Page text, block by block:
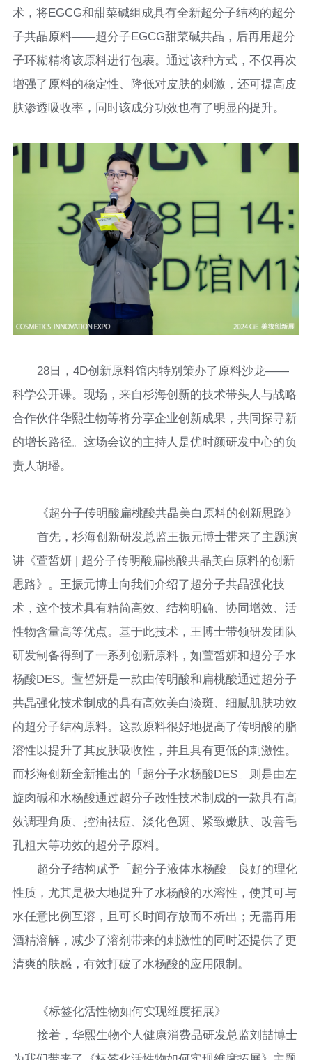
术，将EGCG和甜菜碱组成具有全新超分子结构的超分
子共晶原料——超分子EGCG甜菜碱共晶，后再用超分
子环糊精将该原料进行包裹。通过该种方式，不仅再次
增强了原料的稳定性、降低对皮肤的刺激，还可提高皮
肤渗透吸收率，同时该成分功效也有了明显的提升。
28日，4D创新原料馆内特别策办了原料沙龙——
科学公开课。现场，来自杉海创新的技术带头人与战略
合作伙伴华熙生物等将分享企业创新成果，共同探寻新
的增长路径。这场会议的主持人是优时颜研发中心的负
责人胡璠。
《超分子传明酸扁桃酸共晶美白原料的创新思路》
首先，杉海创新研发总监王振元博士带来了主题演
讲《萱皙妍 | 超分子传明酸扁桃酸共晶美白原料的创新
思路》。王振元博士向我们介绍了超分子共晶强化技
术，这个技术具有精简高效、结构明确、协同增效、活
性物含量高等优点。基于此技术，王博士带领研发团队
研发制备得到了一系列创新原料，如萱皙妍和超分子水
杨酸DES。萱皙妍是一款由传明酸和扁桃酸通过超分子
共晶强化技术制成的具有高效美白淡斑、细腻肌肤功效
的超分子结构原料。这款原料很好地提高了传明酸的脂
溶性以提升了其皮肤吸收性，并且具有更低的刺激性。
而杉海创新全新推出的「超分子水杨酸DES」则是由左
旋肉碱和水杨酸通过超分子改性技术制成的一款具有高
效调理角质、控油祛痘、淡化色斑、紧致嫩肤、改善毛
孔粗大等功效的超分子原料。
超分子结构赋予「超分子液体水杨酸」良好的理化
性质，尤其是极大地提升了水杨酸的水溶性，使其可与
水任意比例互溶，且可长时间存放而不析出；无需再用
酒精溶解，减少了溶剂带来的刺激性的同时还提供了更
清爽的肤感，有效打破了水杨酸的应用限制。
《标签化活性物如何实现维度拓展》
接着，华熙生物个人健康消费品研发总监刘喆博士